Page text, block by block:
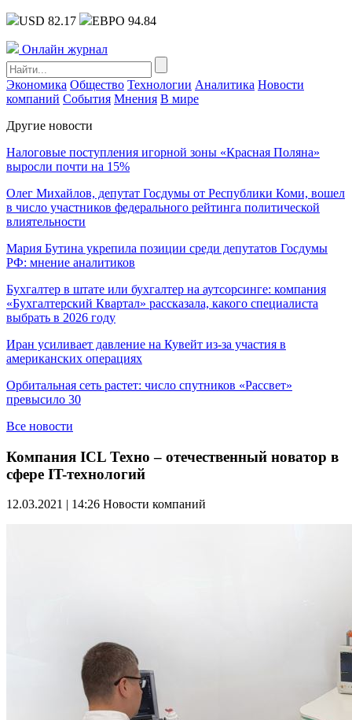
USD 82.17 ЕВРО 94.84
Онлайн журнал
Экономика Общество Технологии Аналитика Новости
компаний События Мнения В мире
Другие новости
Налоговые поступления игорной зоны «Красная Поляна»
выросли почти на 15%
Олег Михайлов, депутат Госдумы от Республики Коми, вошел
в число участников федерального рейтинга политической
влиятельности
Мария Бутина укрепила позиции среди депутатов Госдумы
РФ: мнение аналитиков
Бухгалтер в штате или бухгалтер на аутсорсинге: компания
«Бухгалтерский Квартал» рассказала, какого специалиста
выбрать в 2026 году
Иран усиливает давление на Кувейт из-за участия в
американских операциях
Орбитальная сеть растет: число спутников «Рассвет»
превысило 30
Все новости
Компания ICL Техно – отечественный новатор в
сфере IT-технологий
12.03.2021 | 14:26 Новости компаний